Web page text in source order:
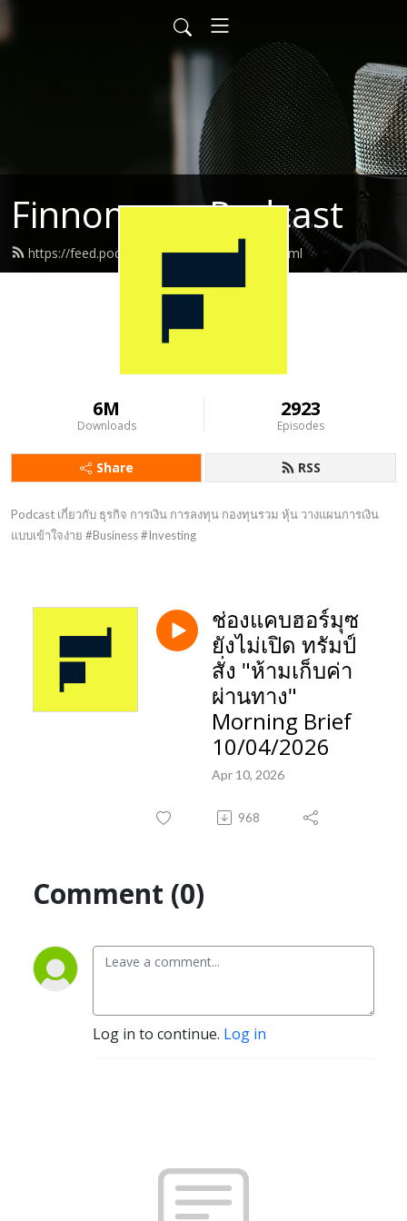
Finnomena Podcast
https://feed.podbean.com/finnomena/feed.xml
6M
Downloads
2923
Episodes
Share RSS
Podcast เกี่ยวกับ ธุรกิจ การเงิน การลงทุน กองทุนรวม หุ้น วางแผนการเงิน
แบบเข้าใจง่าย #Business #Investing
ช่องแคบฮอร์มุซ
ยังไม่เปิด ทรัมป์
สั่ง "ห้ามเก็บค่า
ผ่านทาง"
Morning Brief
10/04/2026
Apr 10, 2026
968
Comment (0)
Log in to continue. Log in